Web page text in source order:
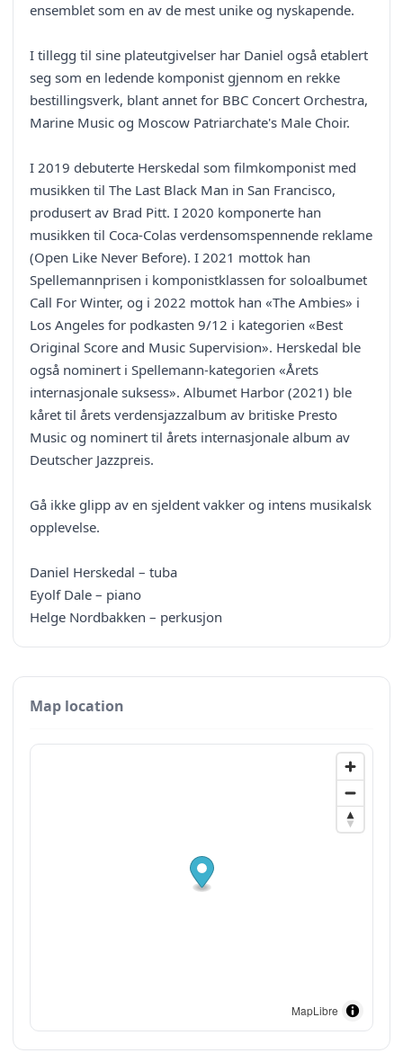
ensemblet som en av de mest unike og nyskapende.
I tillegg til sine plateutgivelser har Daniel også etablert
seg som en ledende komponist gjennom en rekke
bestillingsverk, blant annet for BBC Concert Orchestra,
Marine Music og Moscow Patriarchate's Male Choir.
I 2019 debuterte Herskedal som filmkomponist med
musikken til The Last Black Man in San Francisco,
produsert av Brad Pitt. I 2020 komponerte han
musikken til Coca-Colas verdensomspennende reklame
(Open Like Never Before). I 2021 mottok han
Spellemannprisen i komponistklassen for soloalbumet
Call For Winter, og i 2022 mottok han «The Ambies» i
Los Angeles for podkasten 9/12 i kategorien «Best
Original Score and Music Supervision». Herskedal ble
også nominert i Spellemann-kategorien «Årets
internasjonale suksess». Albumet Harbor (2021) ble
kåret til årets verdensjazzalbum av britiske Presto
Music og nominert til årets internasjonale album av
Deutscher Jazzpreis.
Gå ikke glipp av en sjeldent vakker og intens musikalsk
opplevelse.
Daniel Herskedal – tuba
Eyolf Dale – piano
Helge Nordbakken – perkusjon
Map location
MapLibre